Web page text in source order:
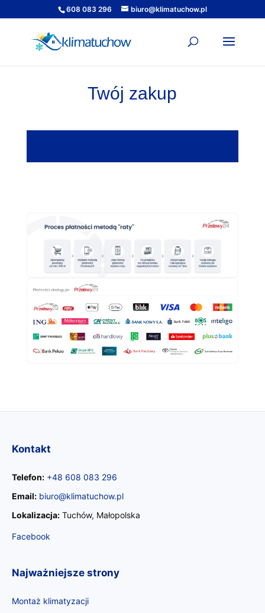
608 083 296 biuro@klimatuchow.pl
Twój zakup
Kontakt
Telefon: +48 608 083 296
Email: biuro@klimatuchow.pl
Lokalizacja: Tuchów, Małopolska
Facebook
Najważniejsze strony
Montaż klimatyzacji